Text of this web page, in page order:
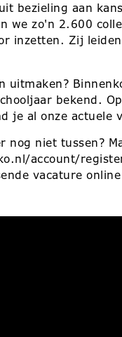
bezieling aan
we zo'n 2.600
inzetten. Zij
uitmaken?
bekend. Op
je al onze actuele
nog niet tussen?
account/
vacature